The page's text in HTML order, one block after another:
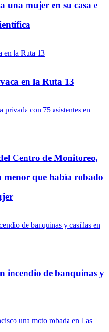
una mujer en su casa e
en la Ruta 13
Centro de Monitoreo,
menor que había robado
incendio de banquinas y